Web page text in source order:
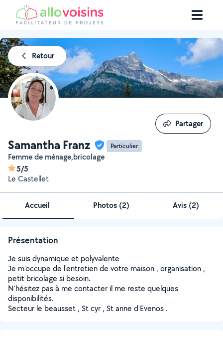
Retour
Samantha Franz Particulier
Femme de ménage,bricolage
5/5
Le Castellet
Partager
Partager
Accueil Photos (2) Avis (2)
Présentation
Je suis dynamique et polyvalente
Je m'occupe de l'entretien de votre maison , organisation ,
petit bricolage si besoin.
N'hésitez pas à me contacter il me reste quelques
disponibilités.
Secteur le beausset , St cyr , St anne d'Evenos .